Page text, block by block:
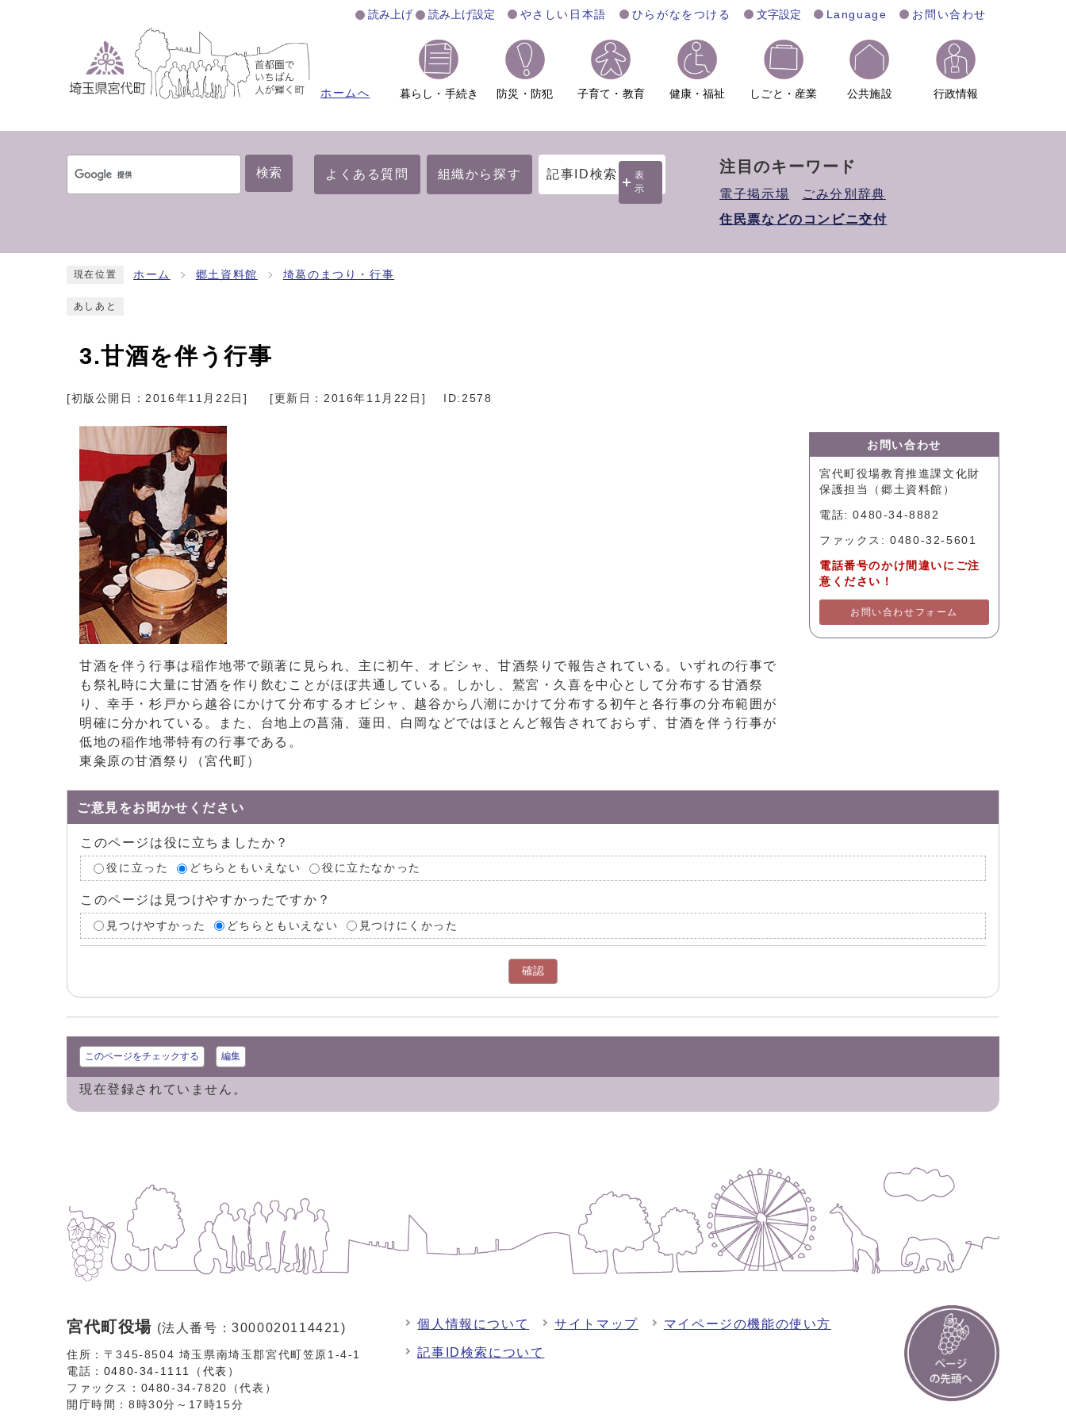
読み上げ 読み上げ設定 やさしい日本語 ひらがなをつける 文字設定 Language お問い合わせ
ホームへ 暮らし・手続き 防災・防犯 子育て・教育 健康・福祉 しごと・産業 公共施設 行政情報
検索 よくある質問 組織から探す 記事ID検索
表
示
注目のキーワード
電子掲示場
ごみ分別辞典
住民票などのコンビニ交付
現在位置 ホーム 郷土資料館 埼葛のまつり・行事
あしあと
3.甘酒を伴う行事
[初版公開日：2016年11月22日 ] [更新日：2016年11月22日 ] ID:2578
甘酒を伴う行事は稲作地帯で顕著に見られ、主に初午、オビシャ、甘酒祭りで報告されている。いずれの行事で
も祭礼時に大量に甘酒を作り飲むことがほぼ共通している。しかし、鷲宮・久喜を中心として分布する甘酒祭
り、幸手・杉戸から越谷にかけて分布するオビシャ、越谷から八潮にかけて分布する初午と各行事の分布範囲が
明確に分かれている。また、台地上の菖蒲、蓮田、白岡などではほとんど報告されておらず、甘酒を伴う行事が
低地の稲作地帯特有の行事である。
東粂原の甘酒祭り（宮代町）
お問い合わせ
宮代町役場教育推進課文化財
保護担当（郷土資料館）
電話: 0480-34-8882
ファックス: 0480-32-5601
電話番号のかけ間違いにご注
意ください！
お問い合わせフォーム
ご意見をお聞かせください
このページは役に立ちましたか？
役に立った どちらともいえない 役に立たなかった
このページは見つけやすかったですか？
見つけやすかった どちらともいえない 見つけにくかった
確認
このページをチェックする 編集
現在登録されていません。
宮代町役場 (法人番号：3000020114421)
住所：〒345-8504 埼玉県南埼玉郡宮代町笠原1-4-1
電話： 0480-34-1111（代表）
ファックス：0480-34-7820（代表）
開庁時間：8時30分～17時15分
個人情報について サイトマップ マイページの機能の使い方
記事ID検索について